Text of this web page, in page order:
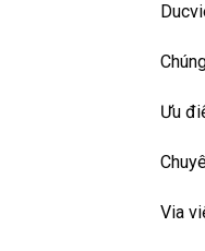
Ưu
Via